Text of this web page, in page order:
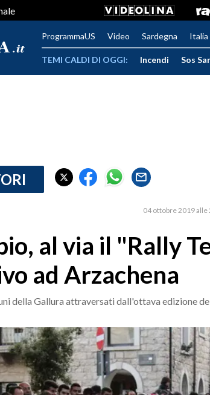
ProgrammaUS Video Sardegna Italia
TEMI CALDI DI OGGI: Incendi Sos
04 ottobre 2019 alle
al via il "Rally
ad Arzachena
della Gallura attraversati dall'ottava edizione